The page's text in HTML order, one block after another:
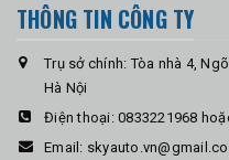
THÔNG TIN CÔNG TY
Trụ sở chính: Tòa nhà 4,
Hà Nội
Điện thoại: 0833221968
Email: